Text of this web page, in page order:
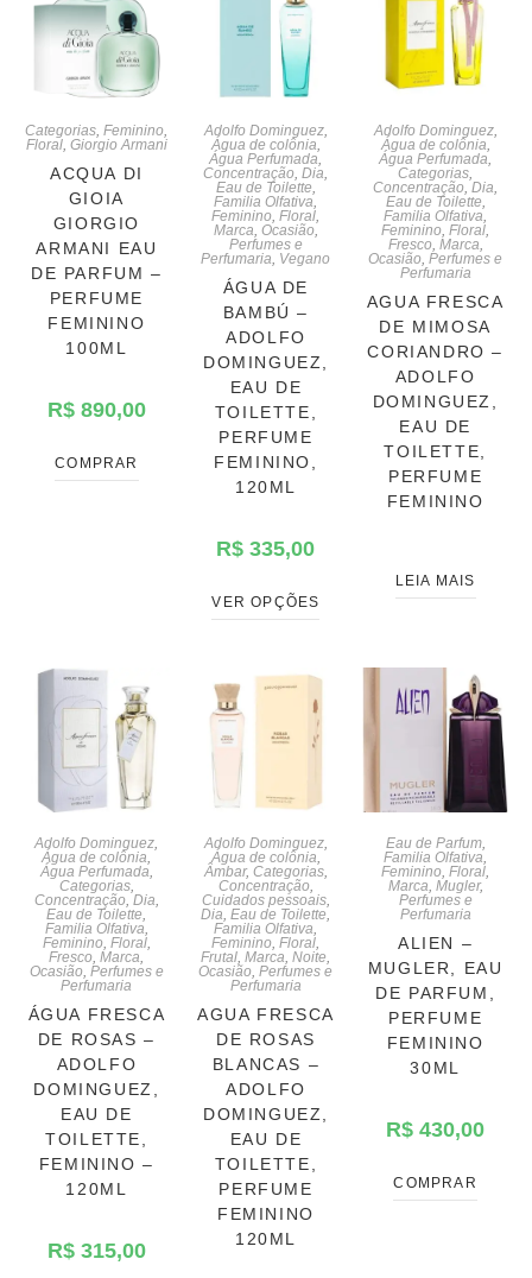
Categorias ,Feminino
Floral, Giorgio Armani
ACQUA DI
GIOIA
GIORGIO
ARMANI EAU
DE PARFUM –
PERFUME
FEMININO
100ML
R$890,00
COMPRAR
Adolfo Dominguez,
Água de colônia
Água Perfumada
Concentração ,Dia
Eau de Toilette
Familia Olfativa
Feminino ,Floral
Marca Ocasião,
Perfumes e
Perfumaria Vegano
ÁGUA DE
BAMBÚ –
ADOLFO
DOMINGUEZ,
EAU DE
TOILETTE,
PERFUME
FEMININO,
120ML
R$ 335,00
VER OPÇÕES
Adolfo Dominguez,
Água de colônia
Água Perfumada
Categorias
Concentração ,Dia
Eau de Toilette
Familia Olfativa
Feminino ,Floral
Fresco, Marca
Ocasião ,Perfumes e
Perfumaria
AGUA FRESCA
DE MIMOSA
CORIANDRO –
ADOLFO
DOMINGUEZ,
EAU DE
TOILETTE,
PERFUME
FEMININO
LEIA MAIS
Adolfo Dominguez,
Água de colônia,
Água Perfumada,
Categorias,
Concentração, Dia,
Eau de Toilette,
Familia Olfativa,
Feminino, Floral,
Fresco,Marca,
Ocasião, Perfumes e
Perfumaria
ÁGUA FRESCA
DE ROSAS –
ADOLFO
DOMINGUEZ,
EAU DE
TOILETTE,
FEMININO –
120ML
R$315,00
Adolfo Dominguez,
Água de colônia,
Âmbar, Categorias,
Concentração,
Cuidados pessoais,
Dia,Eau de Toilette,
Familia Olfativa,
Feminino,Floral,
Frutal,Marca,Noite,
Ocasião,Perfumes e
Perfumaria
AGUA FRESCA
DE ROSAS
BLANCAS –
ADOLFO
DOMINGUEZ,
EAU DE
TOILETTE,
PERFUME
FEMININO
120ML
Eau de Parfum,
Familia Olfativa,
Feminino,Floral,
Marca, Mugler,
Perfumes e
Perfumaria
ALIEN –
MUGLER, EAU
DE PARFUM,
PERFUME
FEMININO
30ML
R$ 430,00
COMPRAR